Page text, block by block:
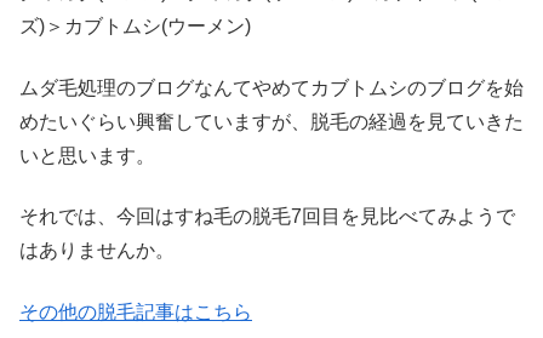
ズ)＞カブトムシ(ウーメン)
ムダ毛処理のブログなんてやめてカブトムシのブログを始
めたいぐらい興奮していますが、脱毛の経過を見ていきた
いと思います。
それでは、今回はすね毛の脱毛7回目を見比べてみようで
はありませんか。
その他の脱毛記事はこちら